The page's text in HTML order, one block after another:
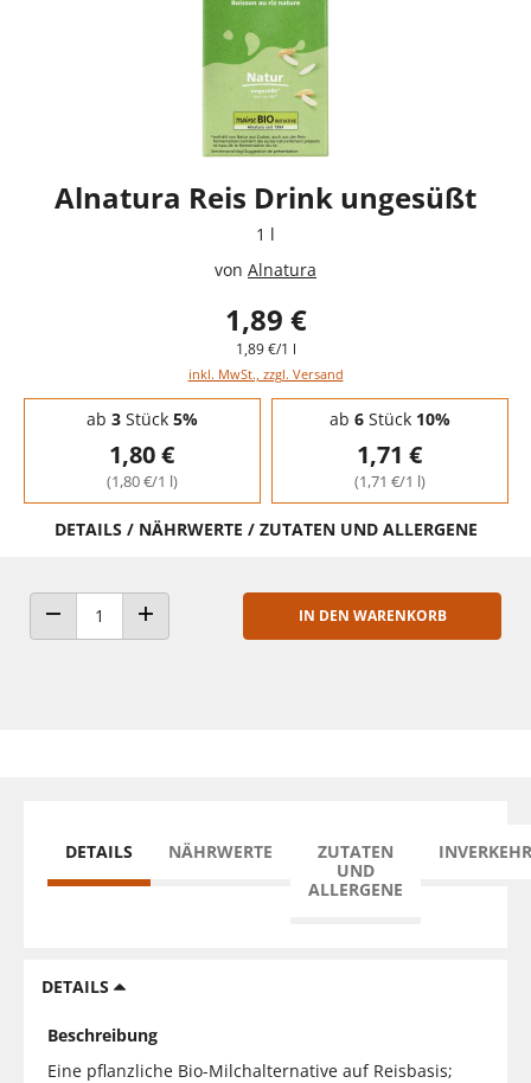
Alnatura Reis Drink ungesüßt
1 l
von Alnatura
1,89 €
1,89 €/1 l
inkl. MwSt., zzgl. Versand
Staffelpreise - Mengenrabatt
ab 3Stück 5%
1,80 €
(1,80 €/1 l)
ab 6Stück 10%
1,71 €
(1,71 €/1 l)
DETAILS / NÄHRWERTE / ZUTATEN UND ALLERGENE
ANZAHL VERRINGERNANZAHL ERHÖHEN
IN DEN WARENKORB
DETAILS NÄHRWERTE
ZUTATEN
UND
ALLERGENE
DETAILS
Beschreibung
Eine pflanzliche Bio-Milchalternative auf Reisbasis;